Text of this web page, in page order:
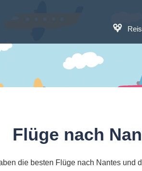
Flüge nach
die besten Flüge nach Nantes und